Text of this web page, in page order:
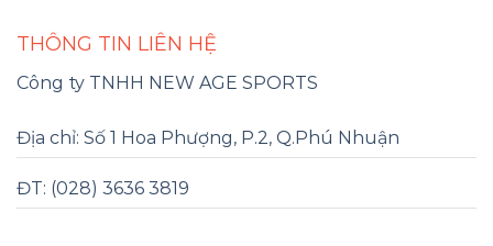
THÔNG TIN LIÊN HỆ
Công ty TNHH NEW AGE SPORTS
Địa chỉ: Số 1 Hoa Phượng, P.2, Q.Phú Nhuận
ĐT: (028) 3636 3819